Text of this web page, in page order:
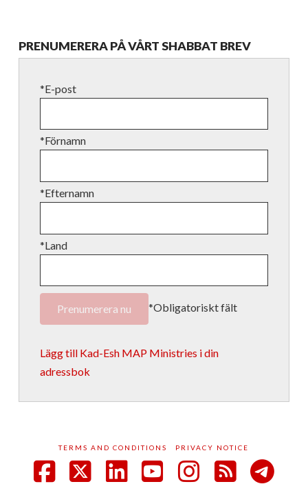
PRENUMERERA PÅ VÅRT SHABBAT BREV
*E-post
*Förnamn
*Efternamn
*Land
*Obligatoriskt fält
Lägg till Kad-Esh MAP Ministries i din
adressbok
TERMS AND CONDITIONS PRIVACY NOTICE